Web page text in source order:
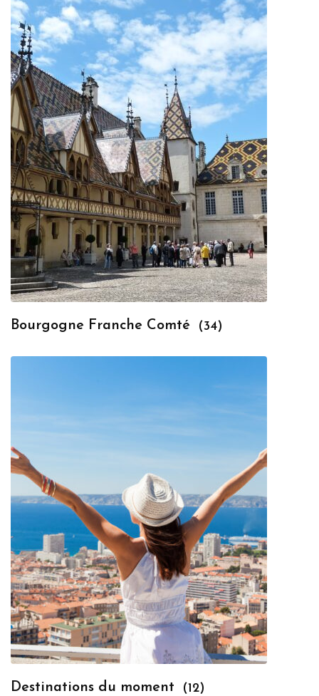
Bourgogne Franche Comté (34)
Destinations du moment (12)